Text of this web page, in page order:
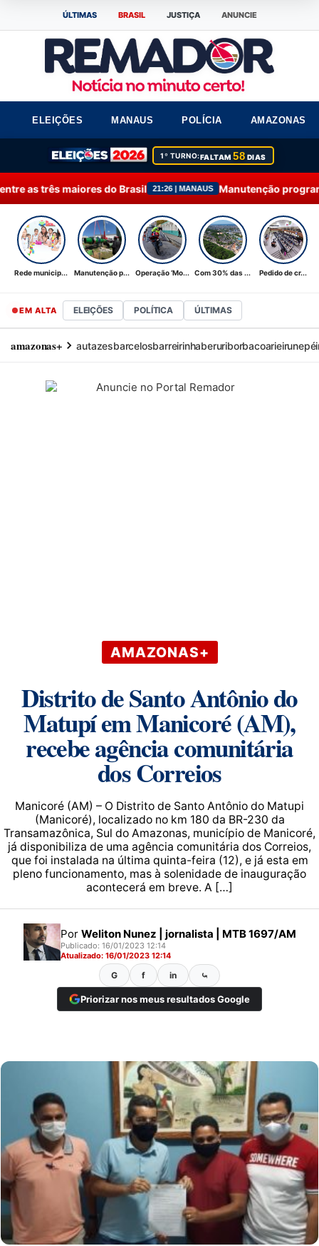
ÚLTIMAS BRASIL JUSTIÇA ANUNCIE
ELEIÇÕES MANAUS POLÍCIA AMAZONAS
1º TURNO:FALTAM58 DIAS
do Brasil 21:26 | MANAUS Manutenção programada na Ponta do
Rede municip... Manutenção p... Operação ‘Mo... Com 30% das ... Pedido de cr...
EM ALTA ELEIÇÕES POLÍTICA ÚLTIMAS
amazonas+ autazesbarcelosbarreirinhaberuriborbacoarieirunepé
AMAZONAS+
Distrito de Santo Antônio do
Matupí em Manicoré (AM),
recebe agência comunitária
dos Correios
Manicoré (AM) – O Distrito de Santo Antônio do Matupi
(Manicoré), localizado no km 180 da BR-230 da
Transamazônica, Sul do Amazonas, município de Manicoré,
já disponibiliza de uma agência comunitária dos Correios,
que foi instalada na última quinta-feira (12), e já esta em
pleno funcionamento, mas à solenidade de inauguração
acontecerá em breve. A […]
Por Weliton Nunez | jornalista | MTB 1697/AM
Publicado: 16/01/2023 12:14
Atualizado: 16/01/2023 12:14
G f in ⤿
Priorizar nos meus resultados Google